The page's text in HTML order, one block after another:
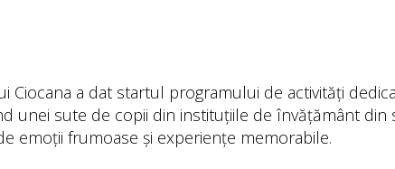
Ciocana a dat startul programului de activități
unei sute de copii din instituțiile de învățământ din
emoții frumoase și experiențe memorabile.